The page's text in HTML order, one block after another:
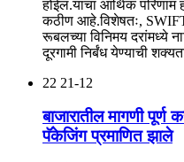
होईल.याचा आर्थिक
कठीण आहे.विशेषतः,
रूबलच्या विनिमय दरांमध्ये
दूरगामी निर्बंध येण्याची
22 21-12
बाजारातील मागणी
पॅकेजिंग प्रमाणित झाले